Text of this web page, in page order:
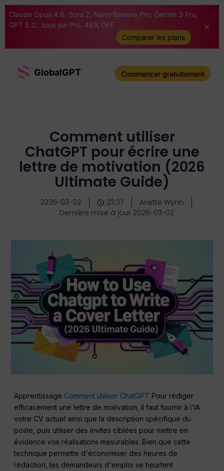
Claude Opus 4.6, Sora 2, Nano Banana Pro, Gemini 3 Pro,
GPT 5.2...tous sur Pro. 46% OFF
Comparer les plans
GlobalGPT Commencer gratuitement
Comment utiliser
ChatGPT pour écrire une
lettre de motivation (2026
Ultimate Guide)
2026-03-02 23:37
Ariette Wynn
Dernière mise à jour 2026-03-02
Apprentissage Comment utiliser ChatGPT Pour rédiger
efficacement une lettre de motivation, il faut fournir à l'IA
votre CV actuel ainsi que la description spécifique du
poste, puis utiliser des invites ciblées pour mettre en
évidence vos réalisations mesurables. Bien que cette
technique permette d'économiser des heures de
rédaction, les demandeurs d'emploi se heurtent